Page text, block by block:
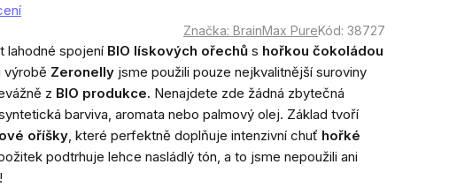
Značka: BrainMax PureKód: 38727
lahodné spojení BIO lískových ořechů s hořkou čokoládou
výrobě Zeronelly jsme použili pouze nejkvalitnější suroviny
z BIO produkce. Nenajdete zde žádná zbytečná
barviva, aromata nebo palmový olej. Základ tvoří
oříšky, které perfektně doplňuje intenzivní chuť hořké
podtrhuje lehce nasládlý tón, a to jsme nepoužili ani